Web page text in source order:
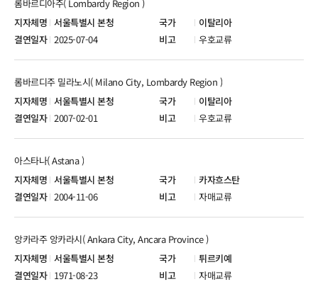
서울특별시 본청 이탈리아
롬바르디아주( Lombardy Region )
2025-07-04 우호교류
서울특별시 본청 이탈리아
롬바르디주 밀라노시( Milano City, Lombardy Region )
2007-02-01 우호교류
서울특별시 본청 카자흐스탄
아스타나( Astana )
2004-11-06 자매교류
서울특별시 본청 튀르키예
앙카라주 앙카라시( Ankara City, Ancara Province )
1971-08-23 자매교류